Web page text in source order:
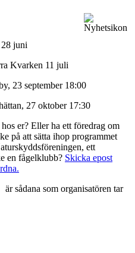
juni
Kvarken 11 juli
23 september 18:00
27 oktober 17:30
er? Eller ha ett föredrag om
på att sätta ihop programmet
ett
en fågelklubb? Skicka epost
är sådana som organisatören tar